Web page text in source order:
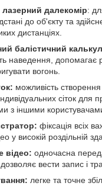
далекомір:
до об'єкту та
дистанціях.
балістичний
наведення, допомагає
вогонь.
можливість
сіток для
з іншими
фіксація всіх
у високій роздільній
відео: одночасна
вести запис і
легке та точне